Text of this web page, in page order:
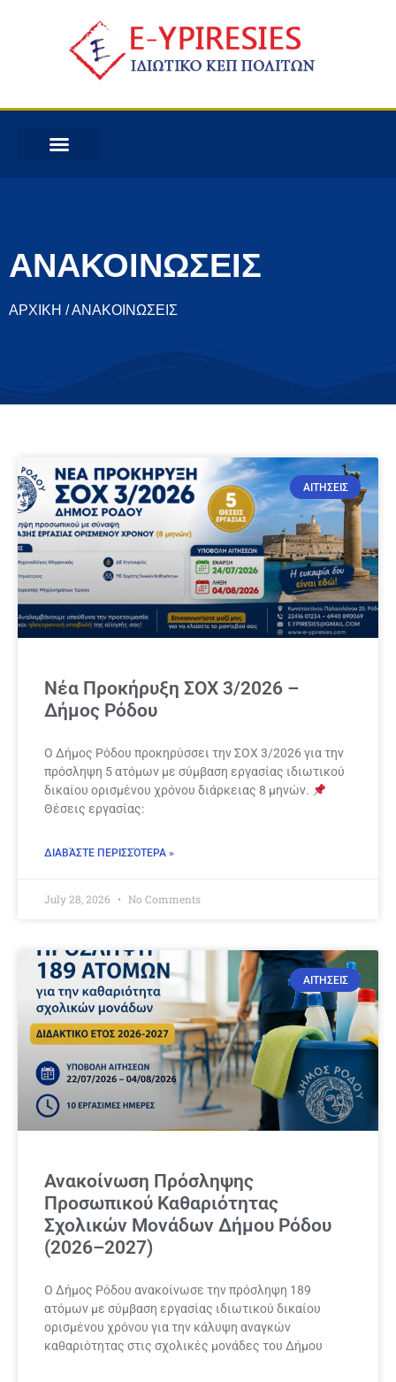
ΑΝΑΚΟΙΝΩΣΕΙΣ
ΑΡΧΙΚΗ / ΑΝΑΚΟΙΝΩΣΕΙΣ
ΑΙΤΗΣΕΙΣ
Νέα Προκήρυξη ΣΟΧ 3/2026 –
Δήμος Ρόδου
Ο Δήμος Ρόδου προκηρύσσει την ΣΟΧ 3/2026 για την
πρόσληψη 5 ατόμων με σύμβαση εργασίας ιδιωτικού
δικαίου ορισμένου χρόνου διάρκειας 8 μηνών.
Θέσεις εργασίας:
ΔΙΑΒΆΣΤΕ ΠΕΡΙΣΣΌΤΕΡΑ »
July 28, 2026 No Comments
ΑΙΤΗΣΕΙΣ
Ανακοίνωση Πρόσληψης
Προσωπικού Καθαριότητας
Σχολικών Μονάδων Δήμου Ρόδου
(2026–2027)
Ο Δήμος Ρόδου ανακοίνωσε την πρόσληψη 189
ατόμων με σύμβαση εργασίας ιδιωτικού δικαίου
ορισμένου χρόνου για την κάλυψη αναγκών
καθαριότητας στις σχολικές μονάδες του Δήμου